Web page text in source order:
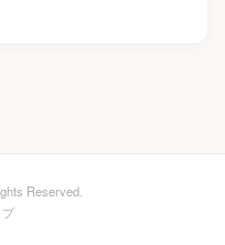
Reserved.